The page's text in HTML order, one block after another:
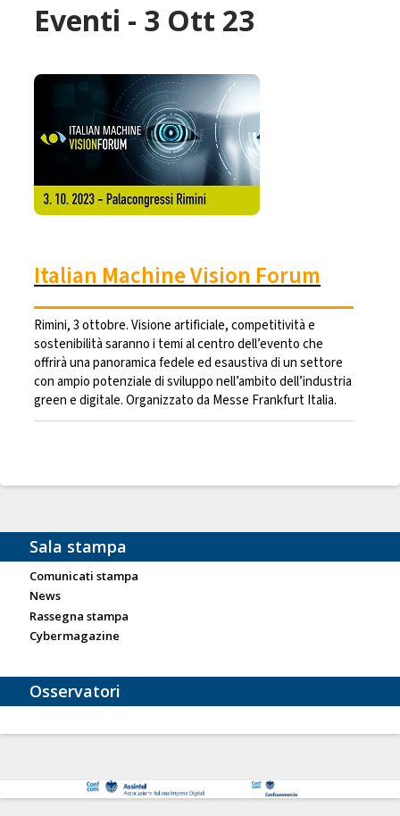
Eventi - 3 Ott 23
Italian Machine Vision Forum
Rimini, 3 ottobre. Visione artificiale, competitività e
sostenibilità saranno i temi al centro dell’evento che
offrirà una panoramica fedele ed esaustiva di un settore
con ampio potenziale di sviluppo nell’ambito dell’industria
green e digitale. Organizzato da Messe Frankfurt Italia.
Sala stampa
Comunicati stampa
News
Rassegna stampa
Cybermagazine
Osservatori